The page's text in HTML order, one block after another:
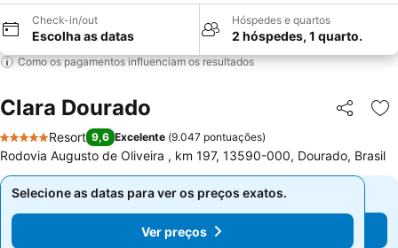
Check-in/out
Escolha as datas
Hóspedes e quartos
2 hóspedes, 1 quarto.
Como os pagamentos influenciam os resultados
Clara Dourado Partilhar
5 Estrelas
Resort 9,6 Excelente (9.047 pontuações)
Rodovia Augusto de Oliveira , km 197, 13590-000, Dourado, Brasil
Selecione as datas para ver os preços exatos.
Ver preços
Selecione as datas para ver os preços exatos.
Ver preços